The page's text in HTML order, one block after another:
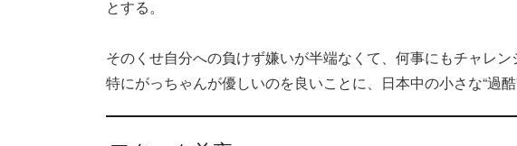
とする。
そのくせ自分への負けず嫌いが半端なくて、何事にもチャレン
特にがっちゃんが優しいのを良いことに、日本中の小さな“過酷